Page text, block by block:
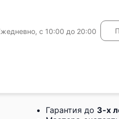
с 10:00 до 20:00
Гарантия до 3-х